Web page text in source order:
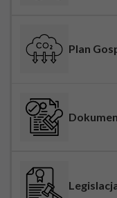
Plan